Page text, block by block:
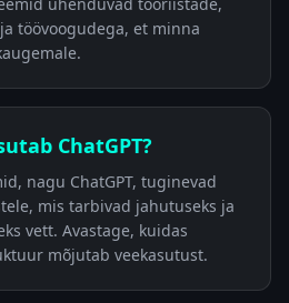
töövoogudega, et minna
ChatGPT?
nagu ChatGPT, tuginevad
mis tarbivad jahutuseks ja
vett. Avastage, kuidas
mõjutab veekasutust.